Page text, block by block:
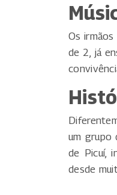
Os irmãos
de 2, já
um grupo
de Picuí,
desde